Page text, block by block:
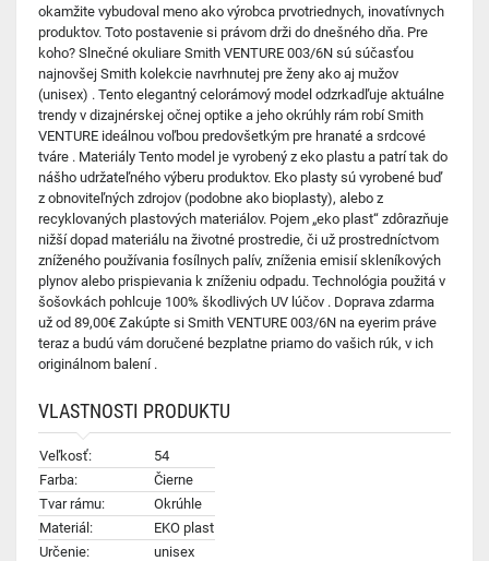
okamžite vybudoval meno ako výrobca prvotriednych, inovatívnych
produktov. Toto postavenie si právom drži do dnešného dňa. Pre
koho? Slnečné okuliare Smith VENTURE 003/6N sú súčasťou
najnovšej Smith kolekcie navrhnutej pre ženy ako aj mužov
(unisex) . Tento elegantný celorámový model odzrkadľuje aktuálne
trendy v dizajnérskej očnej optike a jeho okrúhly rám robí Smith
VENTURE ideálnou voľbou predovšetkým pre hranaté a srdcové
tváre . Materiály Tento model je vyrobený z eko plastu a patrí tak do
nášho udržateľného výberu produktov. Eko plasty sú vyrobené buď
z obnoviteľných zdrojov (podobne ako bioplasty), alebo z
recyklovaných plastových materiálov. Pojem „eko plast“ zdôrazňuje
nižší dopad materiálu na životné prostredie, či už prostredníctvom
zníženého používania fosílnych palív, zníženia emisií skleníkových
plynov alebo prispievania k zníženiu odpadu. Technológia použitá v
šošovkách pohlcuje 100% škodlivých UV lúčov . Doprava zdarma
už od 89,00€ Zakúpte si Smith VENTURE 003/6N na eyerim práve
teraz a budú vám doručené bezplatne priamo do vašich rúk, v ich
originálnom balení .
VLASTNOSTI PRODUKTU
Veľkosť:
54
Farba:
Čierne
Tvar rámu:
Okrúhle
Materiál:
EKO plast
Určenie:
unisex